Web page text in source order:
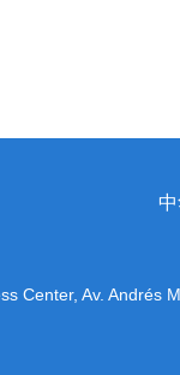
Center, Av. Andrés